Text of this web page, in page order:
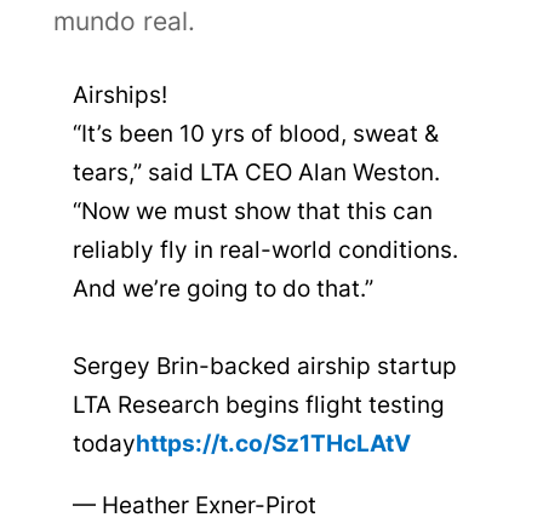
mundo real.
Airships!
“It’s been 10 yrs of blood, sweat &
tears,” said LTA CEO Alan Weston.
“Now we must show that this can
reliably fly in real-world conditions.
And we’re going to do that.”
Sergey Brin-backed airship startup
LTA Research begins flight testing
todayhttps://t.co/Sz1THcLAtV
— Heather Exner-Pirot